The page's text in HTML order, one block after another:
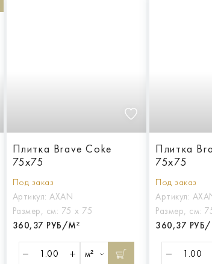
Плитка Brave Coke
75x75
Под заказ
Артикул:AXAN
Размер, см: 75 х 75
360,37 РУБ/М²
м²
Плитка
75x75
Под заказ
Артикул:
Размер, см:
360,37